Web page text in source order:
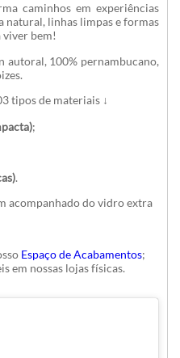
caminhos em experiências
natural, linhas limpas e formas
viver bem!
autoral, 100% pernambucano,
tipos de materiais ↓
;
.
acompanhado do vidro extra
Espaço de Acabamentos;
em nossas lojas físicas.